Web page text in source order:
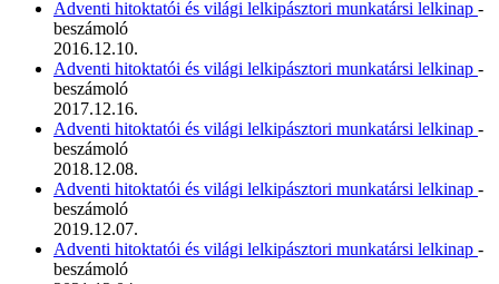
Adventi hitoktatói és világi lelkipásztori munkatársi lelkinap -
beszámoló
2016.12.10.
Adventi hitoktatói és világi lelkipásztori munkatársi lelkinap -
beszámoló
2017.12.16.
Adventi hitoktatói és világi lelkipásztori munkatársi lelkinap -
beszámoló
2018.12.08.
Adventi hitoktatói és világi lelkipásztori munkatársi lelkinap -
beszámoló
2019.12.07.
Adventi hitoktatói és világi lelkipásztori munkatársi lelkinap -
beszámoló